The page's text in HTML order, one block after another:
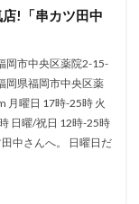
!「串カツ田中
岡市中央区薬院2-15-
岡県福岡市中央区薬
月曜日 17時-25時 火
日曜/祝日 12時-25時
中さんへ。 日曜日だ